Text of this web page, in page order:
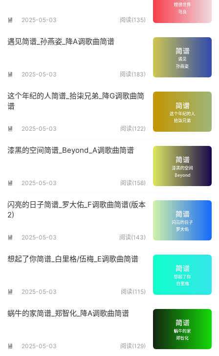
 2025-05-03 阅读(135)
遇见简谱_孙燕姿_降A调歌曲简谱
 2025-05-03 阅读(183)
这个年纪的人简谱_拾柒兄弟_降G调歌曲简
谱
 2025-05-03 阅读(122)
漆黑的空间简谱_Beyond_A调歌曲简谱
 2025-05-03 阅读(158)
闪亮的日子简谱_罗大佑_F调歌曲简谱(版本
2)
 2025-05-03 阅读(143)
想起了你简谱_白里格/伍梅_E调歌曲简谱
 2025-05-03 阅读(115)
蜗牛的家简谱_郑智化_降A调歌曲简谱
 2025-05-03 阅读(129)